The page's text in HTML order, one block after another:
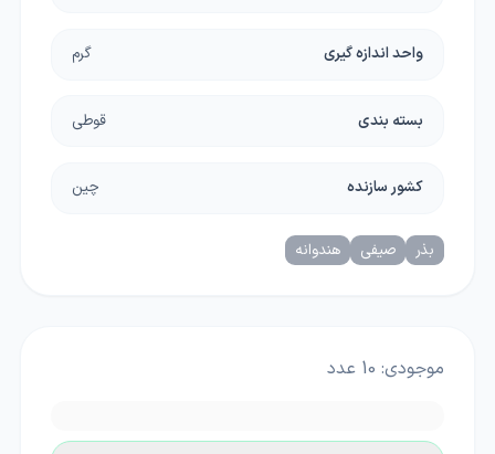
واحد اندازه گیری گرم
بسته بندی قوطی
کشور سازنده چین
بذر صیفی هندوانه
موجودی: 10 عدد